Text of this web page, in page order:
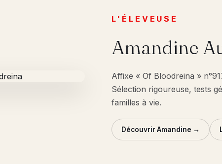
L'ÉLEVEUSE
Amandine
Affixe « Of Bloodreina »
Sélection rigoureuse, tests
familles à vie.
Découvrir Amandine →